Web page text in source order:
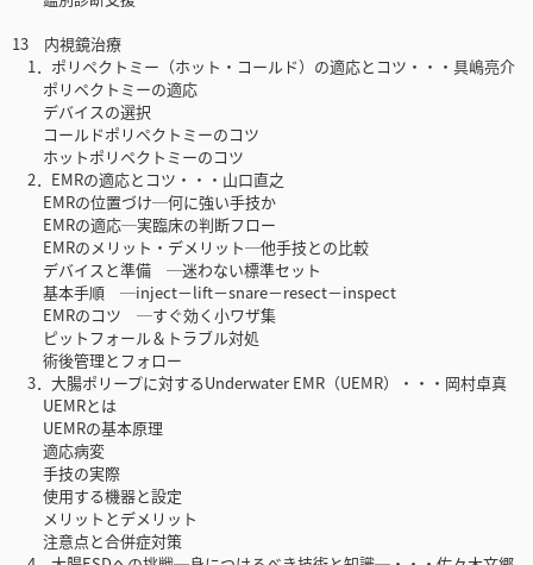
13 内視鏡治療
1．ポリペクトミー（ホット・コールド）の適応とコツ・・・具嶋亮介
ポリペクトミーの適応
デバイスの選択
コールドポリペクトミーのコツ
ホットポリペクトミーのコツ
2．EMRの適応とコツ・・・山口直之
EMRの位置づけ─何に強い手技か
EMRの適応─実臨床の判断フロー
EMRのメリット・デメリット─他手技との比較
デバイスと準備 ─迷わない標準セット
基本手順 ─inject－lift－snare－resect－inspect
EMRのコツ ─すぐ効く小ワザ集
ピットフォール＆トラブル対処
術後管理とフォロー
3．大腸ポリープに対するUnderwater EMR（UEMR）・・・岡村卓真
UEMRとは
UEMRの基本原理
適応病変
手技の実際
使用する機器と設定
メリットとデメリット
注意点と合併症対策